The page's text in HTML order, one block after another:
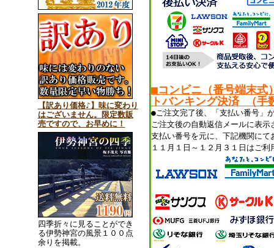
【訳あり価格♪】味に変わり
はございません。限定数販
売ですので、お早めに！
四季折々に見ることができ
る伊勢神宮の風景１００点
余りを掲載。
■コンビニ（番号端末式
トバンキング決済 （手
●ご注文完了後、「支払い番号」
ご注文後の自動返信メールに表示
支払い番号を元に、下記機関にて
１１月１日～１２月３１日はご利